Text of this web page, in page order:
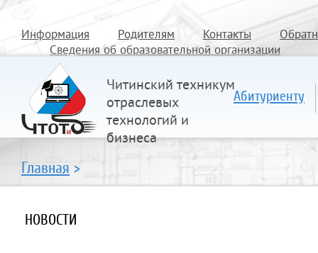
Информация Родителям Контакты
Сведения об образовательной организации
Читинский техникум
отраслевых
технологий и
бизнеса
Абитуриенту
Главная >
НОВОСТИ